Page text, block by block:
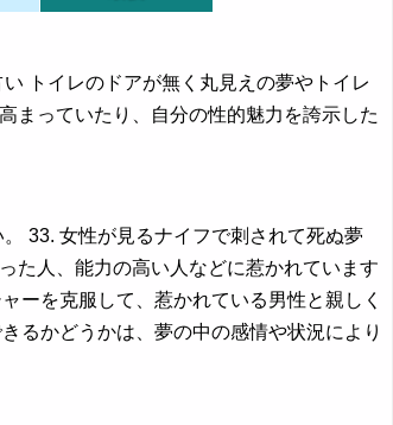
トイレのドアが無く丸見えの夢やトイレ
まっていたり、自分の性的魅力を誇示した
33. 女性が見るナイフで刺されて死ぬ夢
た人、能力の高い人などに惹かれています
ーを克服して、惹かれている男性と親しく
るかどうかは、夢の中の感情や状況により